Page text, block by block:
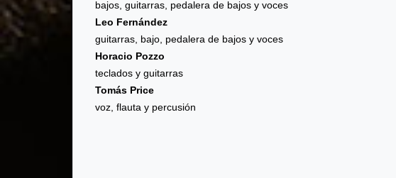
bajos, guitarras, pedalera de bajos y voces
Leo Fernández
guitarras, bajo, pedalera de bajos y voces
Horacio Pozzo
teclados y guitarras
Tomás Price
voz, flauta y percusión